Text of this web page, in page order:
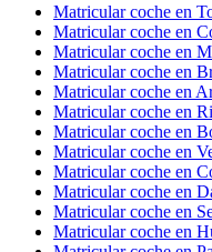
Matricular coche en
Matricular coche en
Matricular coche en
Matricular coche en
Matricular coche en
Matricular coche en
Matricular coche en
Matricular coche en
Matricular coche en
Matricular coche en
Matricular coche en
Matricular coche en